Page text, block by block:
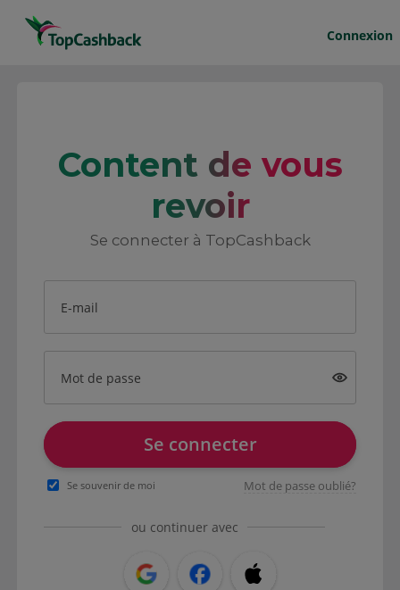
Connexion
Content de vous
revoir
Se connecter à TopCashback
E-mail
Mot de passe
Se connecter
Se souvenir de moi Mot de passe oublié?
ou continuer avec